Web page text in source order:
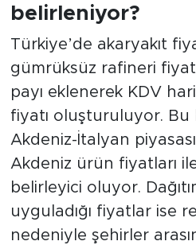
belirleniyor?
Türkiye’de akaryakıt
gümrüksüz rafineri
payı eklenerek KDV
fiyatı oluşturuluyor. Bu
Akdeniz-İtalyan
Akdeniz ürün fiyatları
belirleyici oluyor.
uyguladığı fiyatlar ise
nedeniyle şehirler